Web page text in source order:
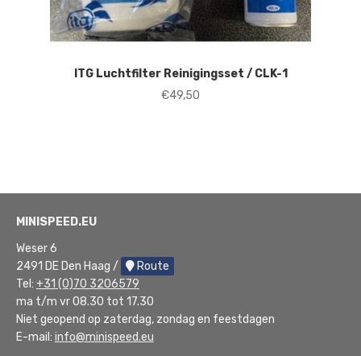
ITG Luchtfilter Reinigingsset / CLK-1
€49,50
MINISPEED.EU
Weser 6
2491 DE Den Haag /
Route
Tel: +31 (0)70 3206579
ma t/m vr 08.30 tot 17.30
Niet geopend op zaterdag, zondag en feestdagen
E-mail: info@minispeed.eu